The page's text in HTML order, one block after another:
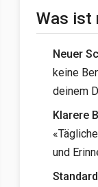
Was ist
Neuer
keine
deinem
Klarere
und